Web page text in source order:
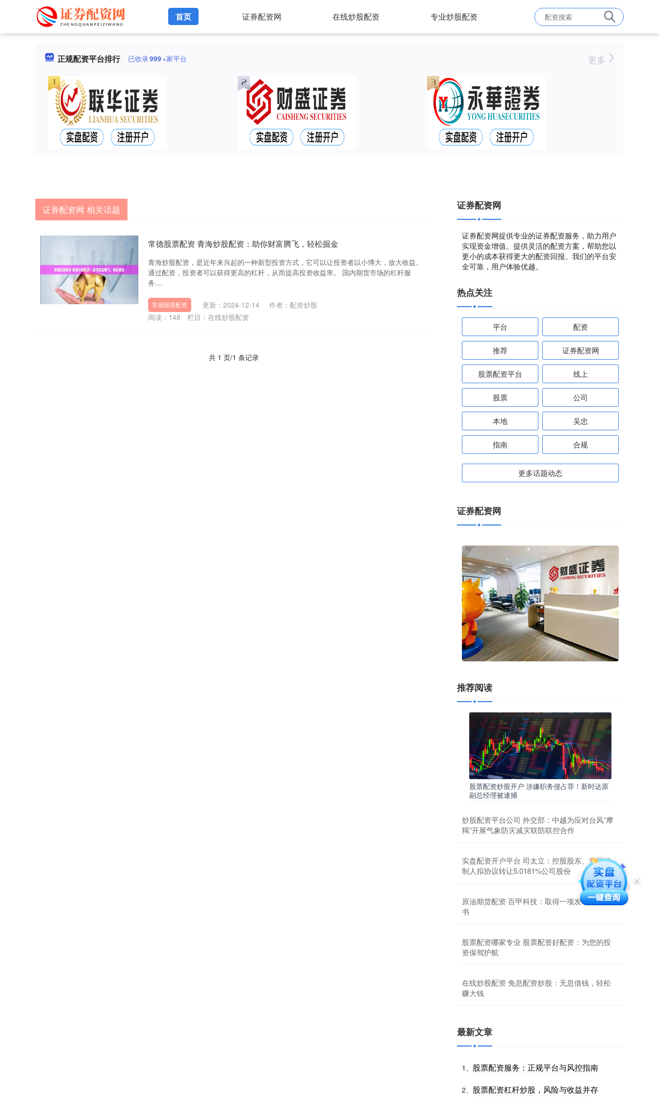
首页 证券配资网 在线炒股配资 专业炒股配资
正规配资平台排行 已收录999+家平台 更多
证券配资网 相关话题
常德股票配资 青海炒股配资：助你财富腾飞，轻松掘金
青海炒股配资，是近年来兴起的一种新型投资方式，它可以让投资者以小博大，放大收益。
通过配资，投资者可以获得更高的杠杆，从而提高投资收益率。 国内期货市场的杠杆服
务....
常德股票配资 更新：2024-12-14
作者：配资炒股
阅读： 148 栏目： 在线炒股配资
共 1 页/1 条记录
证券配资网
证券配资网提供专业的证券配资服务，助力用户
实现资金增值。提供灵活的配资方案，帮助您以
更小的成本获得更大的配资回报。我们的平台安
全可靠，用户体验优越。
热点关注
平台 配资
推荐 证券配资网
股票配资平台 线上
股票 公司
本地 吴忠
指南 合规
更多话题动态
证券配资网
推荐阅读
股票配资炒股开户 涉嫌职务侵占罪！新时达原
副总经理被逮捕
炒股配资平台公司 外交部：中越为应对台风“摩
羯”开展气象防灾减灾联防联控合作
实盘配资开户平台 司太立：控股股东、实际控
制人拟协议转让5.0181%公司股份
原油期货配资 百甲科技：取得一项发明专利证
书
股票配资哪家专业 股票配资好配资：为您的投
资保驾护航
在线炒股配资 免息配资炒股：无息借钱，轻松
赚大钱
最新文章
1、 股票配资服务：正规平台与风控指南
2、 股票配资杠杆炒股，风险与收益并存